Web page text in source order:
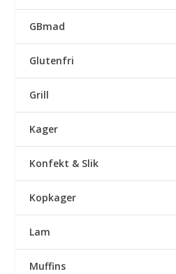
GBmad
Glutenfri
Grill
Kager
Konfekt & Slik
Kopkager
Lam
Muffins